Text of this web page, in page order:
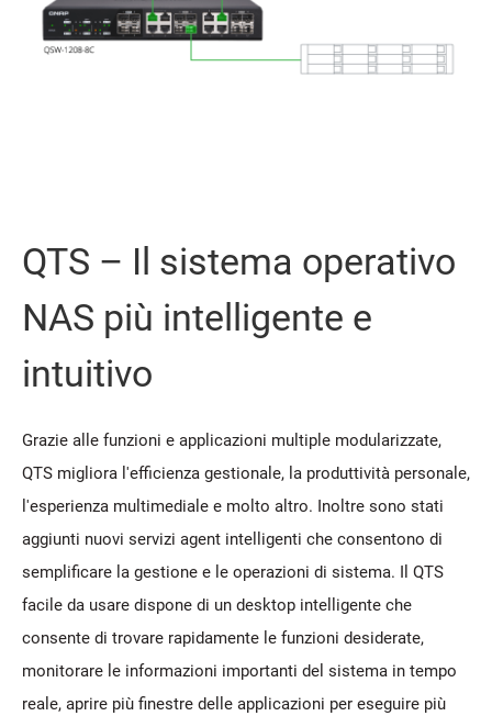
QTS – Il sistema operativo
NAS più intelligente e
intuitivo
Grazie alle funzioni e applicazioni multiple modularizzate,
QTS migliora l'efficienza gestionale, la produttività personale,
l'esperienza multimediale e molto altro. Inoltre sono stati
aggiunti nuovi servizi agent intelligenti che consentono di
semplificare la gestione e le operazioni di sistema. Il QTS
facile da usare dispone di un desktop intelligente che
consente di trovare rapidamente le funzioni desiderate,
monitorare le informazioni importanti del sistema in tempo
reale, aprire più finestre delle applicazioni per eseguire più